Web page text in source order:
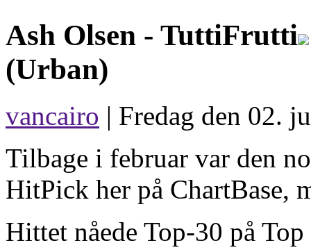
Ash Olsen - TuttiFrutti
(Urban)
vancairo | Fredag den 02.
Tilbage i februar var den
HitPick her på ChartBase,
Hittet nåede Top-30 på